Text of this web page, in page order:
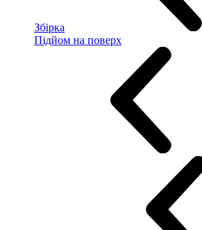
Збірка
Підйом на поверх